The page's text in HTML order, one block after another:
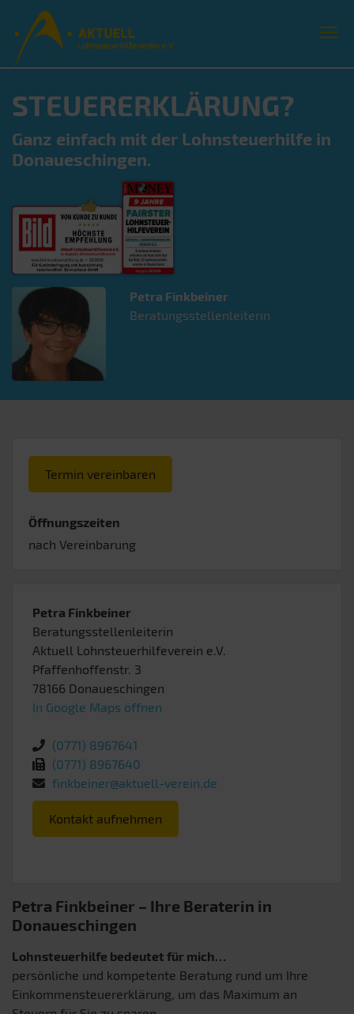
STEUERERKLÄRUNG?
Ganz einfach mit der Lohnsteuerhilfe in
Donaueschingen.
Petra Finkbeiner
Beratungsstellenleiterin
Termin vereinbaren
Öffnungszeiten
nach Vereinbarung
Petra Finkbeiner
Beratungsstellenleiterin
Aktuell Lohnsteuerhilfeverein e.V.
Pfaffenhoffenstr. 3
78166 Donaueschingen
In Google Maps öffnen
(0771) 8967641
(0771) 8967640
finkbeiner@aktuell-verein.de
Kontakt aufnehmen
Petra Finkbeiner – Ihre Beraterin in
Donaueschingen
Lohnsteuerhilfe bedeutet für mich…
persönliche und kompetente Beratung rund um Ihre
Einkommensteuererklärung, um das Maximum an